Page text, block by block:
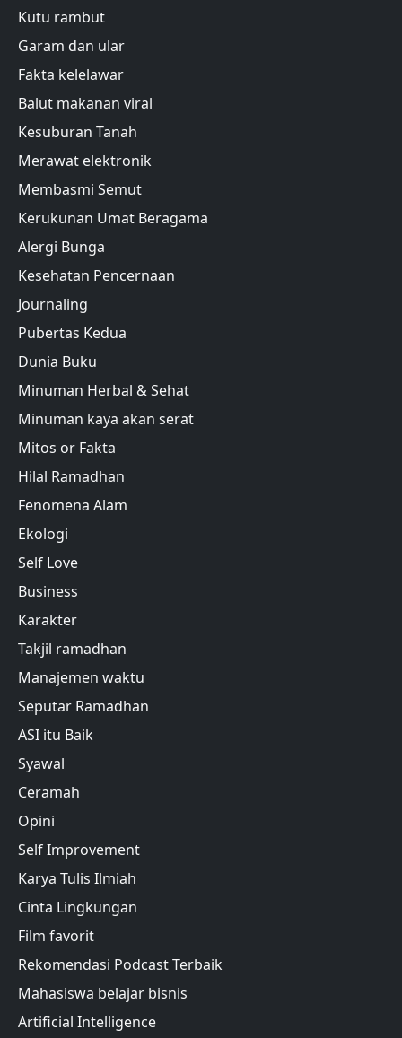
Kutu rambut
Garam dan ular
Fakta kelelawar
Balut makanan viral
Kesuburan Tanah
Merawat elektronik
Membasmi Semut
Kerukunan Umat Beragama
Alergi Bunga
Kesehatan Pencernaan
Journaling
Pubertas Kedua
Dunia Buku
Minuman Herbal & Sehat
Minuman kaya akan serat
Mitos or Fakta
Hilal Ramadhan
Fenomena Alam
Ekologi
Self Love
Business
Karakter
Takjil ramadhan
Manajemen waktu
Seputar Ramadhan
ASI itu Baik
Syawal
Ceramah
Opini
Self Improvement
Karya Tulis Ilmiah
Cinta Lingkungan
Film favorit
Rekomendasi Podcast Terbaik
Mahasiswa belajar bisnis
Artificial Intelligence